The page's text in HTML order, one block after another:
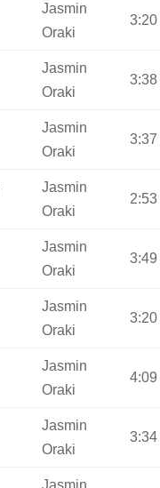
Jasmin
Oraki
3:20
Jasmin
Oraki
3:38
Jasmin
Oraki
3:37
Jasmin
Oraki
2:53
Jasmin
Oraki
3:49
Jasmin
Oraki
3:20
Jasmin
Oraki
4:09
Jasmin
Oraki
3:34
Jasmin